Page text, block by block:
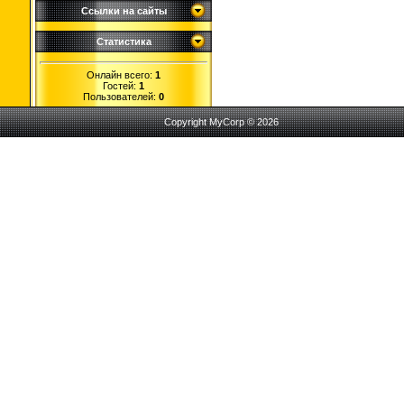
Ссылки на сайты
Статистика
Онлайн всего: 1
Гостей: 1
Пользователей: 0
Copyright MyCorp © 2026